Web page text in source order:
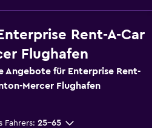
Rent-A-Car
Flughafen
Angebote für Enterprise Rent-
Mercer Flughafen
Fahrers: 25-65